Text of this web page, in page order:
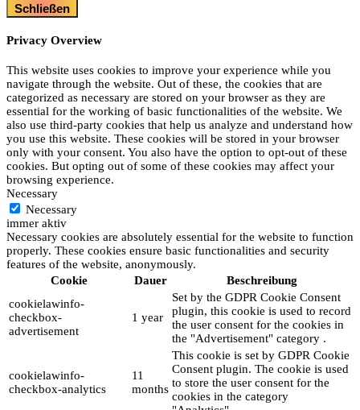
Schließen
Privacy Overview
This website uses cookies to improve your experience while you
navigate through the website. Out of these, the cookies that are
categorized as necessary are stored on your browser as they are
essential for the working of basic functionalities of the website. We
also use third-party cookies that help us analyze and understand how
you use this website. These cookies will be stored in your browser
only with your consent. You also have the option to opt-out of these
cookies. But opting out of some of these cookies may affect your
browsing experience.
Necessary
Necessary
immer aktiv
Necessary cookies are absolutely essential for the website to function
properly. These cookies ensure basic functionalities and security
features of the website, anonymously.
Cookie
Dauer
Beschreibung
cookielawinfo-
checkbox-
advertisement
1 year
Set by the GDPR Cookie Consent
plugin, this cookie is used to record
the user consent for the cookies in
the "Advertisement" category .
cookielawinfo-
checkbox-analytics
11
months
This cookie is set by GDPR Cookie
Consent plugin. The cookie is used
to store the user consent for the
cookies in the category